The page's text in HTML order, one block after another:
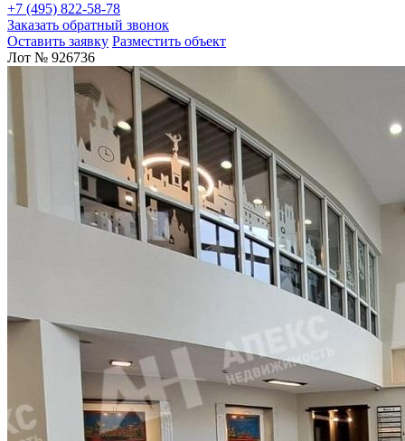
+7 (495) 822-58-78
Заказать обратный звонок
Оставить заявку Разместить объект
Лот № 926736